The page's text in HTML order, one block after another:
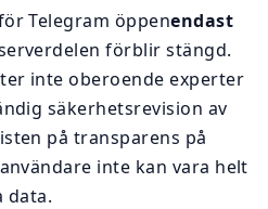
Telegram öppenendast
förblir stängd.
inte oberoende experter
säkerhetsrevision av
på transparens på
inte kan vara helt
data.